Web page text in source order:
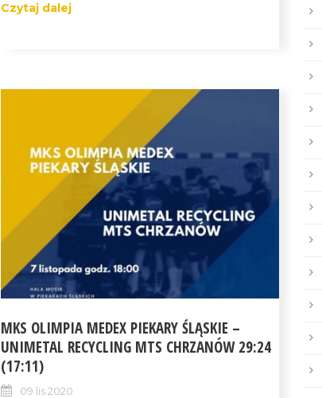
Czytaj dalej
MKS OLIMPIA MEDEX PIEKARY ŚLĄSKIE –
UNIMETAL RECYCLING MTS CHRZANÓW 29:24
(17:11)
09 lis 2020